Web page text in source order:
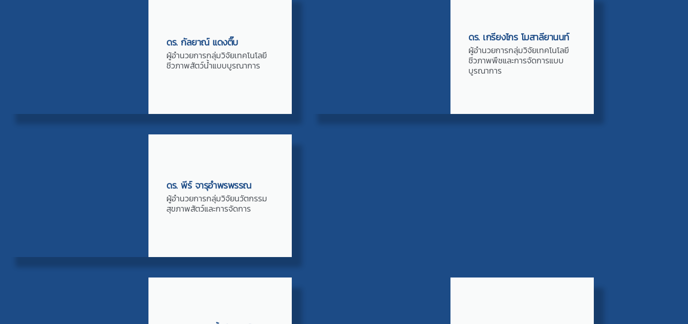
ดร. กัลยาณ์ แดงติ๊บ
ผู้อำนวยการกลุ่มวิจัยเทคโนโลยี
ชีวภาพสัตว์น้ำแบบบูรณาการ​
ดร. เกรียงไกร โมสาลียานนท์
ผู้อำนวยการกลุ่มวิจัยเทคโนโลยี
ชีวภาพพืชและการจัดการแบบ
บูรณาการ
ดร. พีร์ จารุอำพรพรรณ
ผู้อำนวยการกลุ่มวิจัยนวัตกรรม
สุขภาพสัตว์และการจัดการ